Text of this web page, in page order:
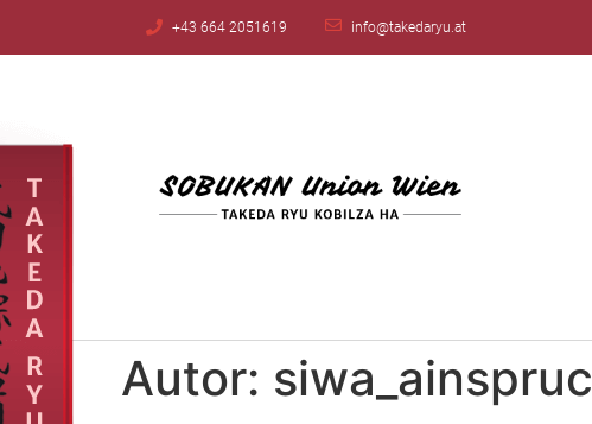
+43 664 2051619 info@takedaryu.at
Autor: